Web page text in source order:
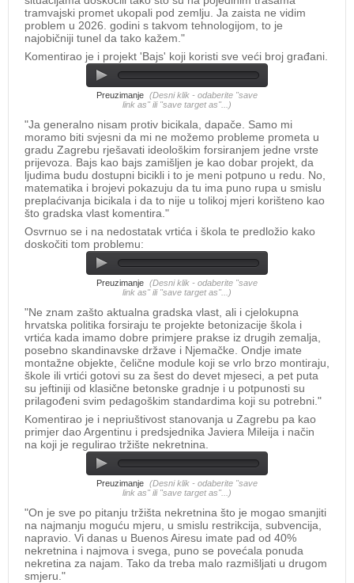
tramvajski promet ukopali pod zemlju. Ja zaista ne vidim
problem u 2026. godini s takvom tehnologijom, to je
najobičniji tunel da tako kažem."
Komentirao je i projekt 'Bajs' koji koristi sve veći broj građani.
Preuzimanje (Desni klik - odaberite "save
link as" ili "save target as"...)
"Ja generalno nisam protiv bicikala, dapače. Samo mi
moramo biti svjesni da mi ne možemo probleme prometa u
gradu Zagrebu rješavati ideološkim forsiranjem jedne vrste
prijevoza. Bajs kao bajs zamišljen je kao dobar projekt, da
ljudima budu dostupni bicikli i to je meni potpuno u redu. No,
matematika i brojevi pokazuju da tu ima puno rupa u smislu
preplaćivanja bicikala i da to nije u tolikoj mjeri korišteno kao
što gradska vlast komentira."
Osvrnuo se i na nedostatak vrtića i škola te predložio kako
doskočiti tom problemu:
Preuzimanje (Desni klik - odaberite "save
link as" ili "save target as"...)
"Ne znam zašto aktualna gradska vlast, ali i cjelokupna
hrvatska politika forsiraju te projekte betonizacije škola i
vrtića kada imamo dobre primjere prakse iz drugih zemalja,
posebno skandinavske države i Njemačke. Ondje imate
montažne objekte, čelične module koji se vrlo brzo montiraju,
škole ili vrtići gotovi su za šest do devet mjeseci, a pet puta
su jeftiniji od klasične betonske gradnje i u potpunosti su
prilagođeni svim pedagoškim standardima koji su potrebni."
​Komentirao je i nepriuštivost stanovanja u Zagrebu pa kao
primjer dao Argentinu i predsjednika Javiera Mileija i način
na koji je regulirao tržište nekretnina.
Preuzimanje (Desni klik - odaberite "save
link as" ili "save target as"...)
"On je sve po pitanju tržišta nekretnina što je mogao smanjiti
na najmanju moguću mjeru, u smislu restrikcija, subvencija,
napravio. Vi danas u Buenos Airesu imate pad od 40%
nekretnina i najmova i svega, puno se povećala ponuda
nekretina za najam. Tako da treba malo razmišljati u drugom
smjeru."